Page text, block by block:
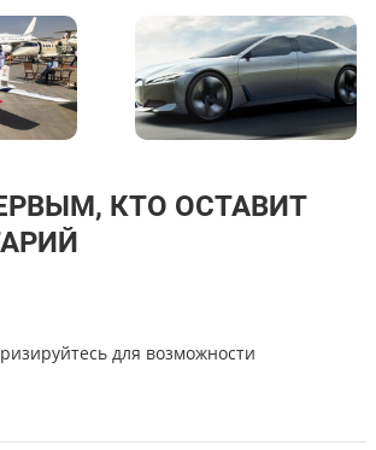
КТО ОСТАВИТ
для возможности